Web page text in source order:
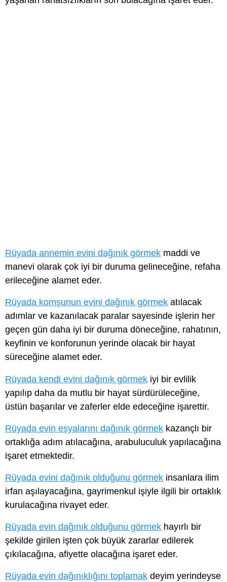
Rüyada annemin evini dağınık görmek maddi ve
manevi olarak çok iyi bir duruma gelineceğine, refaha
erileceğine alamet eder.
Rüyada komşunun evini dağınık görmek atılacak
adımlar ve kazanılacak paralar sayesinde işlerin her
geçen gün daha iyi bir duruma döneceğine, rahatının,
keyfinin ve konforunun yerinde olacak bir hayat
süreceğine alamet eder.
Rüyada kendi evini dağınık görmek iyi bir evlilik
yapılıp daha da mutlu bir hayat sürdürüleceğine,
üstün başarılar ve zaferler elde edeceğine işarettir.
Rüyada evin eşyalarını dağınık görmek kazançlı bir
ortaklığa adım atılacağına, arabuluculuk yapılacağına
işaret etmektedir.
Rüyada evini dağınık olduğunu görmek insanlara ilim
irfan aşılayacağına, gayrimenkul işiyle ilgili bir ortaklık
kurulacağına rivayet eder.
Rüyada evin dağınık olduğunu görmek hayırlı bir
şekilde girilen işten çok büyük zararlar edilerek
çıkılacağına, afiyette olacağına işaret eder.
Rüyada evin dağınıklığını toplamak deyim yerindeyse